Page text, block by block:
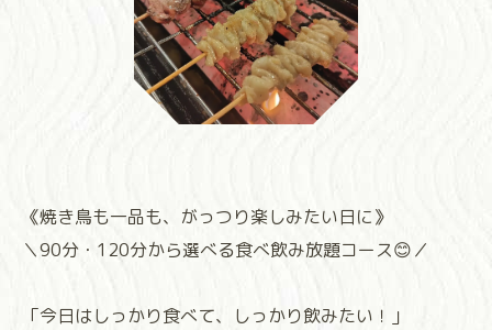
《焼き鳥も一品も、がっつり楽しみたい日に》
＼90分・120分から選べる食べ飲み放題コース😊／
「今日はしっかり食べて、しっかり飲みたい！」